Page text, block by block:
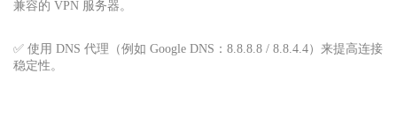
兼容的 VPN 服务器。
✅ 使用 DNS 代理（例如 Google DNS：8.8.8.8 / 8.8.4.4）来提高连接
稳定性。